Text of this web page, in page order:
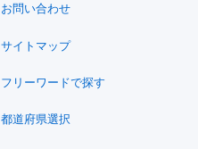
お問い合わせ
サイトマップ
フリーワードで探す
都道府県選択